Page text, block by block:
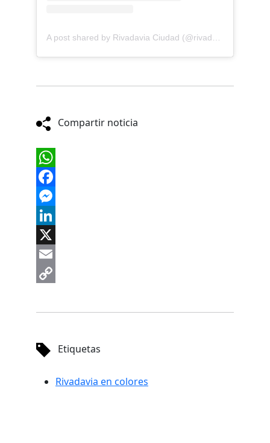
Compartir noticia
WhatsApp
Facebook
Messenger
LinkedIn
X
Email
Link
Etiquetas
Rivadavia en colores